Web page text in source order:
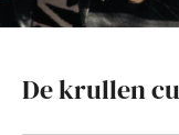
De krullen